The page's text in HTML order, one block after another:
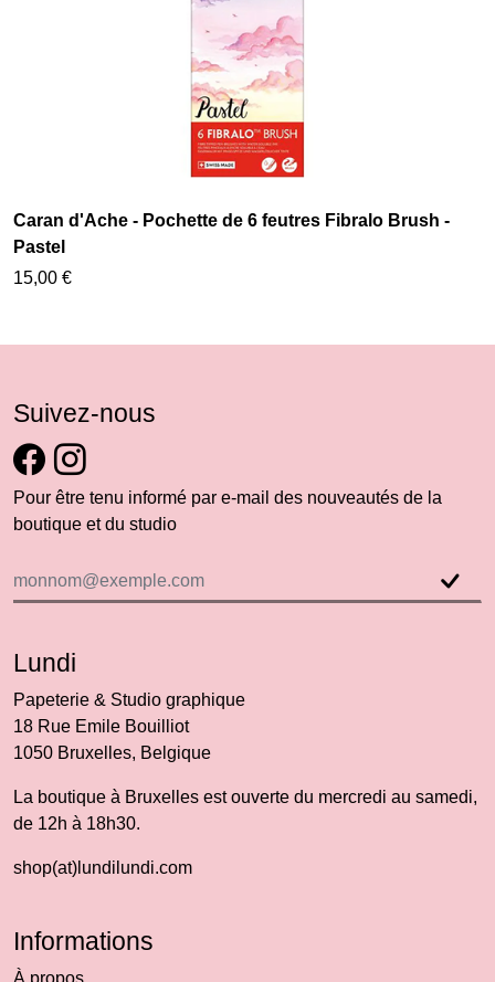
Caran d'Ache - Pochette de 6 feutres Fibralo Brush -
Pastel
15,00 €
Suivez-nous
Pour être tenu informé par e-mail des nouveautés de la
boutique et du studio
Lundi
Papeterie & Studio graphique
18 Rue Emile Bouilliot
1050 Bruxelles, Belgique
La boutique à Bruxelles est ouverte du mercredi au samedi,
de 12h à 18h30.
shop(at)lundilundi.com
Informations
À propos